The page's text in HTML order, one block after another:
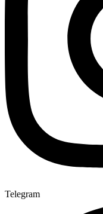
Telegram